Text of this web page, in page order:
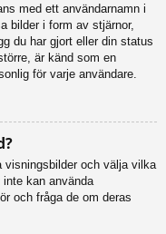
med ett användarnamn i
bilder i form av stjärnor,
du har gjort eller din status
är känd som en
för varje användare.
visningsbilder och välja vilka
kan använda
och fråga de om deras